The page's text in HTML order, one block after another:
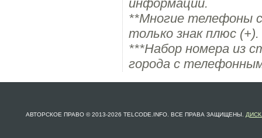
информации.
**Многие телефоны
только знак плюс (+).
***Набор номера из
города с
АВТОРСКОЕ ПРАВО © 2013-2026 TELCODE.INFO. ВСЕ ПРАВА ЗАЩИЩЕНЫ.